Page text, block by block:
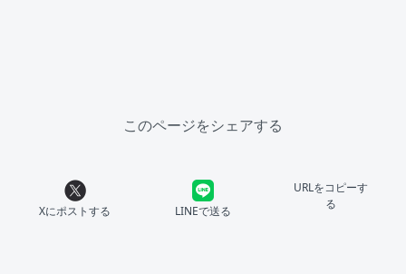
このページをシェアする
Xにポストする LINEで送る
URLをコピーす
る